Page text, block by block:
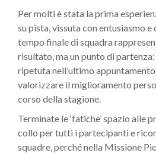
Per molti è stata la prima
su pista, vissuta con entusiasmo
tempo finale di squadra
risultato, ma un punto di
ripetuta nell’ultimo
valorizzare il miglioramento
corso della stagione.
Terminate le ‘fatiche’ spazio alle
collo per tutti i partecipanti e
squadre, perché nella Missione